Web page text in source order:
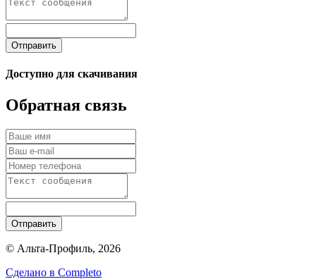
Отправить
Доступно для скачивания
Обратная связь
Отправить
© Альта-Профиль, 2026
Сделано в Completo